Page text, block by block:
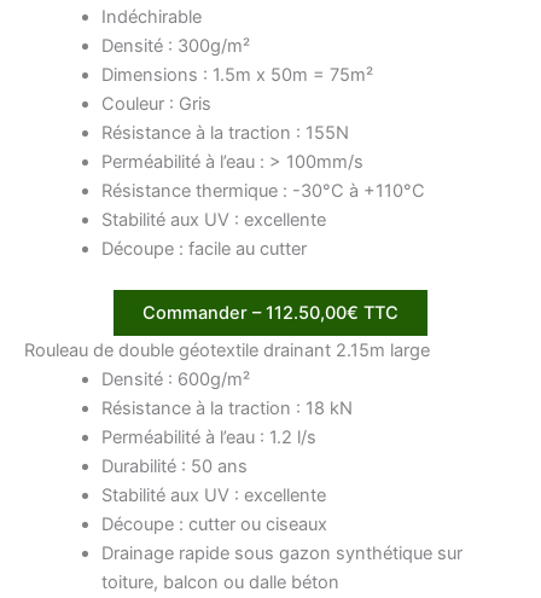
Indéchirable
Densité : 300g/m²
Dimensions : 1.5m x 50m = 75m²
Couleur : Gris
Résistance à la traction : 155N
Perméabilité à l’eau : > 100mm/s
Résistance thermique : -30°C à +110°C
Stabilité aux UV : excellente
Découpe : facile au cutter
Commander – 112.50,00€ TTC
Rouleau de double géotextile drainant 2.15m large
Densité : 600g/m²
Résistance à la traction : 18 kN
Perméabilité à l’eau : 1.2 l/s
Durabilité : 50 ans
Stabilité aux UV : excellente
Découpe : cutter ou ciseaux
Drainage rapide sous gazon synthétique sur
toiture, balcon ou dalle béton